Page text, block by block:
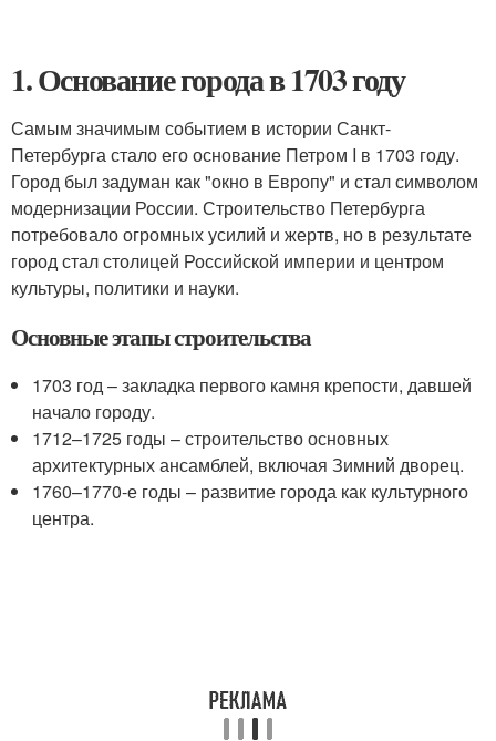
1. Основание города в 1703 году
Самым значимым событием в истории Санкт-
Петербурга стало его основание Петром I в 1703 году.
Город был задуман как "окно в Европу" и стал символом
модернизации России. Строительство Петербурга
потребовало огромных усилий и жертв, но в результате
город стал столицей Российской империи и центром
культуры, политики и науки.
Основные этапы строительства
1703 год – закладка первого камня крепости, давшей
начало городу.
1712–1725 годы – строительство основных
архитектурных ансамблей, включая Зимний дворец.
1760–1770-е годы – развитие города как культурного
центра.